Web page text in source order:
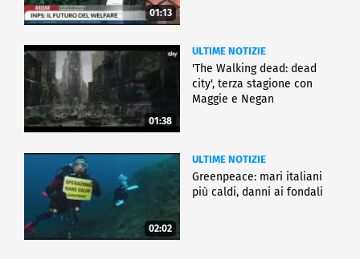
01:13
01:38
ULTIME NOTIZIE
'The Walking dead: dead
city', terza stagione con
Maggie e Negan
02:02
ULTIME NOTIZIE
Greenpeace: mari italiani
più caldi, danni ai fondali